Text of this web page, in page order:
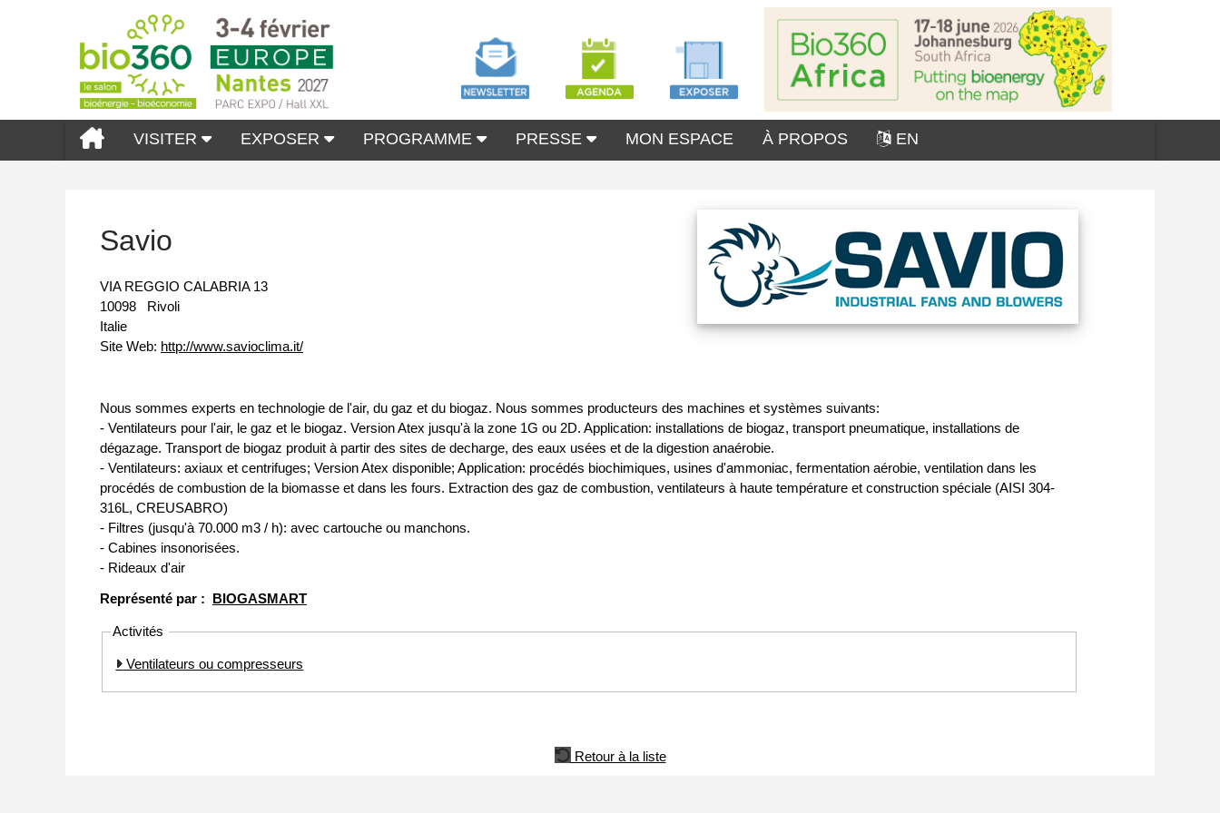
VISITER EXPOSER PROGRAMME PRESSE MON ESPACE À PROPOS EN
Savio
VIA REGGIO CALABRIA 13
10098
Rivoli
Italie
Site Web: http://www.savioclima.it/
Nous sommes experts en technologie de l'air, du gaz et du biogaz. Nous sommes producteurs des machines et systèmes suivants:
- Ventilateurs pour l'air, le gaz et le biogaz. Version Atex jusqu'à la zone 1G ou 2D. Application: installations de biogaz, transport pneumatique, installations de
dégazage. Transport de biogaz produit à partir des sites de decharge, des eaux usées et de la digestion anaérobie.
- Ventilateurs: axiaux et centrifuges; Version Atex disponible; Application: procédés biochimiques, usines d'ammoniac, fermentation aérobie, ventilation dans les
procédés de combustion de la biomasse et dans les fours. Extraction des gaz de combustion, ventilateurs à haute température et construction spéciale (AISI 304-
316L, CREUSABRO)
- Filtres (jusqu'à 70.000 m3 / h): avec cartouche ou manchons.
- Cabines insonorisées.
- Rideaux d'air
Représenté par : BIOGASMART
Activités
Ventilateurs ou compresseurs
Retour à la liste